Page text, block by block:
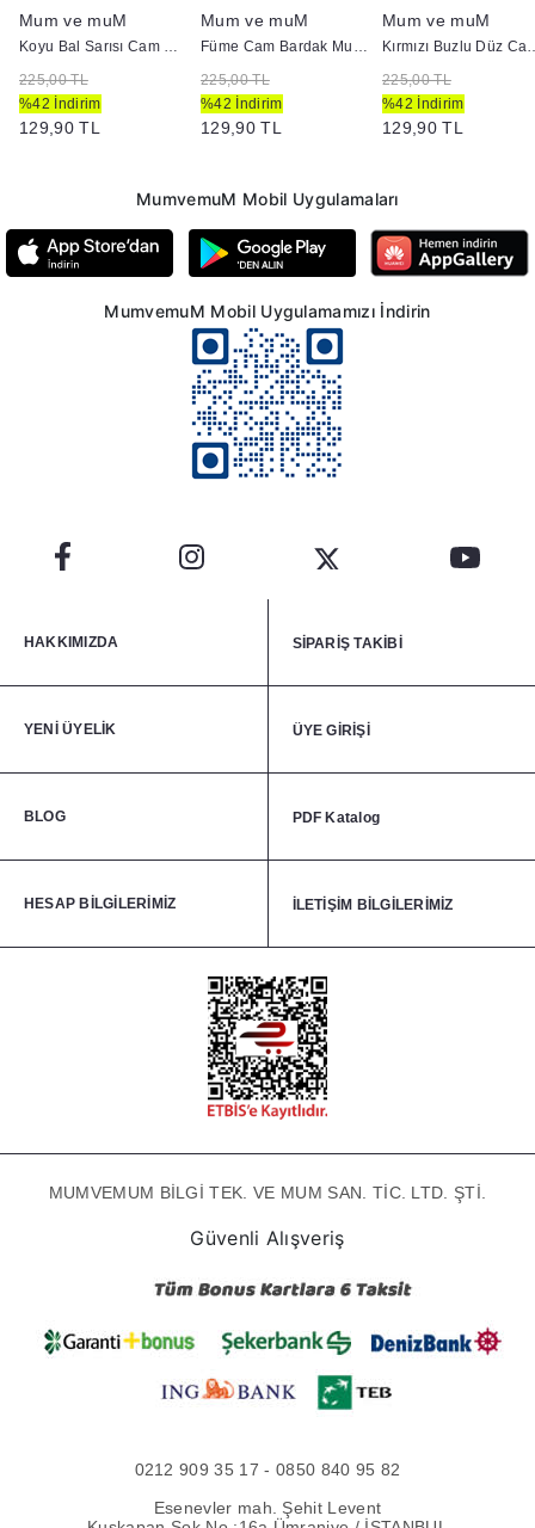
Mum ve muM
Koyu Bal Sarısı Cam Bardak Mumluk 405
225,00 TL
%42 İndirim
129,90 TL
Mum ve muM
Füme Cam Bardak Mumluk - Doluma Uygun 405
225,00 TL
%42 İndirim
129,90 TL
Mum ve muM
Kırmızı Buzlu
225,00 TL
%42 İndirim
129,90 TL
MumvemuM Mobil Uygulamaları
MumvemuM Mobil Uygulamamızı İndirin
HAKKIMIZDA SİPARİŞ TAKİBİ
YENİ ÜYELİK ÜYE GİRİŞİ
BLOG PDF Katalog
HESAP BİLGİLERİMİZ İLETİŞİM BİLGİLERİMİZ
MUMVEMUM BİLGİ TEK. VE MUM SAN. TİC. LTD. ŞTİ.
Güvenli Alışveriş
0212 909 35 17 - 0850 840 95 82
Esenevler mah. Şehit Levent